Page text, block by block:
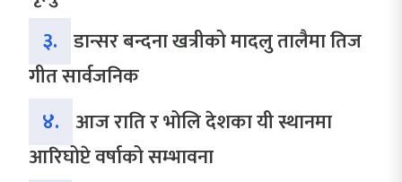
३. डान्सर बन्दना खत्रीको मादलु तालैमा तिज
गीत सार्वजनिक
४. आज राति र भोलि देशका यी स्थानमा
आरिघोप्टे वर्षाको सम्भावना